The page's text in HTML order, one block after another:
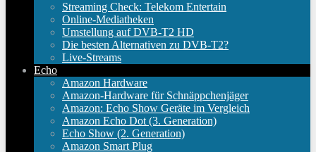
Streaming Check: Telekom Entertain
Online-Mediatheken
Umstellung auf DVB-T2 HD
Die besten Alternativen zu DVB-T2?
Live-Streams
Echo
Amazon Hardware
Amazon-Hardware für Schnäppchenjäger
Amazon: Echo Show Geräte im Vergleich
Amazon Echo Dot (3. Generation)
Echo Show (2. Generation)
Amazon Smart Plug